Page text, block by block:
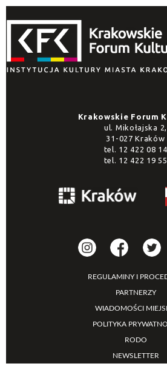
Krakowskie Forum
ul. Mikołajska 2,
31-027 Kraków
tel. 12 422 08 14
tel. 12 422 19 55
REGULAMINY I
PARTNERZY
WIADOMOŚCI
POLITYKA
RODO
NEWSLETTER